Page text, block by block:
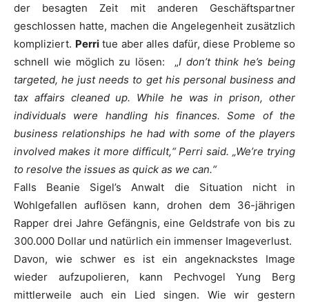
der besagten Zeit mit anderen Geschäftspartner
geschlossen hatte, machen die Angelegenheit zusätzlich
kompliziert. Perritue aber alles dafür, diese Probleme so
schnell wie möglich zu lösen: „I don’t think he’s being
targeted, he just needs to get his personal business and
tax affairs cleaned up. While he was in prison, other
individuals were handling his finances. Some of the
business relationships he had with some of the players
involved makes it more difficult,“ Perri said. „We’re trying
to resolve the issues as quick as we can.“
Falls Beanie Sigel’s Anwalt die Situation nicht in
Wohlgefallen auflösen kann, drohen dem 36-jährigen
Rapper drei Jahre Gefängnis, eine Geldstrafe von bis zu
300.000 Dollar und natürlich ein immenser Imageverlust.
Davon, wie schwer es ist ein angeknackstes Image
wieder aufzupolieren, kann PechvogelYung Berg
mittlerweile auch ein Lied singen. Wie wir gestern